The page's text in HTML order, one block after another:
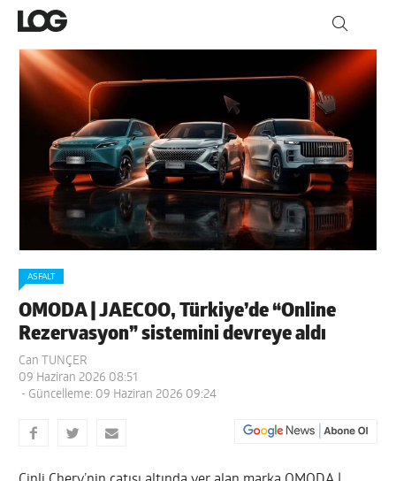
ASFALT
OMODA | JAECOO, Türkiye’de “Online
Rezervasyon” sistemini devreye aldı
Can TUNÇER
09 Haziran 2026 08:51
- Güncelleme: 09 Haziran 2026 09:24